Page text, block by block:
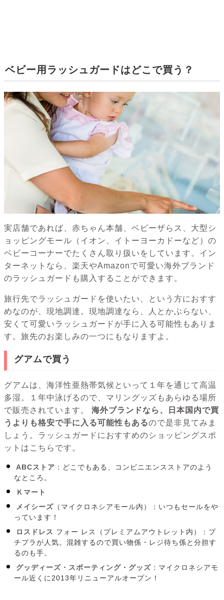
ベビー用ラッシュガードはどこで買う？
実店舗であれば、赤ちゃん本舗、ベビーザらス、大型シ
ョッピングモール（イオン、イトーヨーカドーなど）の
ベビーコーナーでたくさん取り扱いをしています。イン
ターネットなら、楽天やAmazonで可愛い海外ブランド
のラッシュガードも購入することができます。
旅行先でラッシュガードを使いたい、という方におすす
めなのが、現地調達。現地調達なら、人とかぶらない、
安くて可愛いラッシュガードが手に入る可能性もありま
す。旅先のお楽しみの一つにもなりますよ。
グアムで買う
グアムは、海洋性亜熱帯気候といって１年を通じて高温
多湿。１年中泳げるので、マリングッズもあらゆる場所
で販売されています。
海外ブランドなら、日本国内で買
うよりも格安で手に入る可能性もあるので是非見てみま
しょう。ラッシュガードにおすすめのショッピングスポ
ットはこちらです。
ABCストア ：どこでもある、コンビニエンスストアのよう
なところ。
Ｋマート
メイシーズ （マイクロネシアモール内）：いつもセールをや
っています！
ロスドレス フォー レス（プレミアムアウトレット内）：プ
チプラが人気。混雑するので買い物係・レジ待ち係と分担す
るのも手。
グッディーズ・スポーティング・グッズ ：マイクロネシアモ
ール近くに2013年リニューアルオープン！